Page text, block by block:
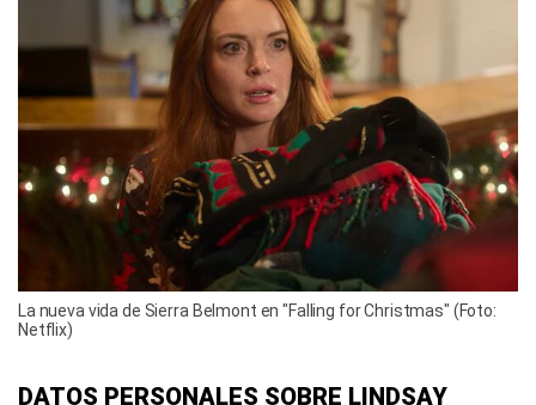
La nueva vida de Sierra Belmont en "Falling for Christmas" (Foto:
Netflix)
DATOS PERSONALES SOBRE LINDSAY